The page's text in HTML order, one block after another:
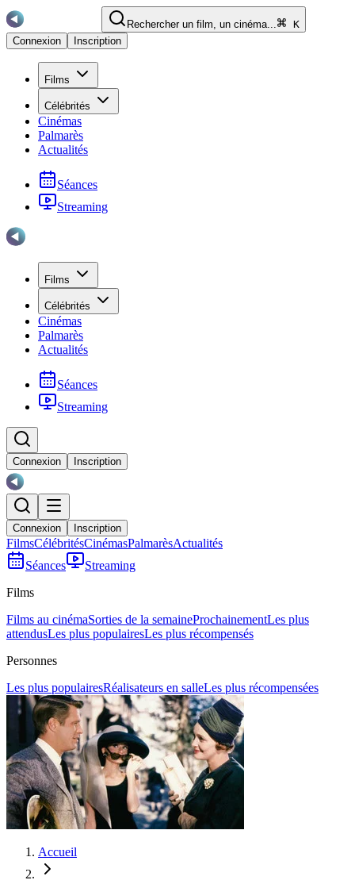
Rechercher un film, un cinéma...
K
Connexion
Inscription
Films
Célébrités
Cinémas
Palmarès
Actualités
Séances
Streaming
Films
Célébrités
Cinémas
Palmarès
Actualités
Séances
Streaming
Connexion Inscription
Connexion Inscription
FilmsCélébritésCinémasPalmarèsActualités
Séances
Streaming
Films
Films au cinémaSorties de la semaineProchainementLes plus
attendusLes plus populairesLes plus récompensés
Personnes
Les plus populairesRéalisateurs en salleLes plus récompensées
Accueil